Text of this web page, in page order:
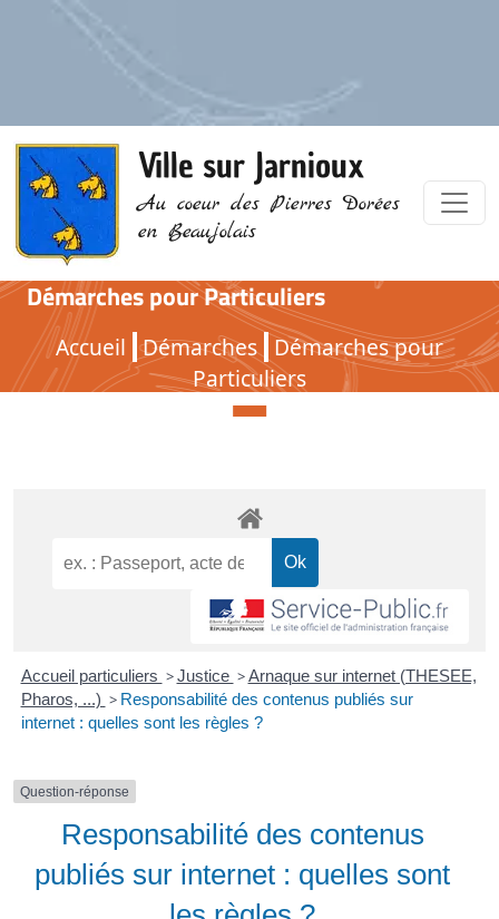
Ville sur Jarnioux
Au coeur des Pierres Dorées
en Beaujolais
Démarches pour Particuliers
Accueil Démarches Démarches pour
Particuliers
Démarches pour Particuliers
Accueil particuliers > Justice > Arnaque sur internet (THESEE,
Pharos, ...) > Responsabilité des contenus publiés sur
internet : quelles sont les règles ?
Question-réponse
Responsabilité des contenus
publiés sur internet : quelles sont